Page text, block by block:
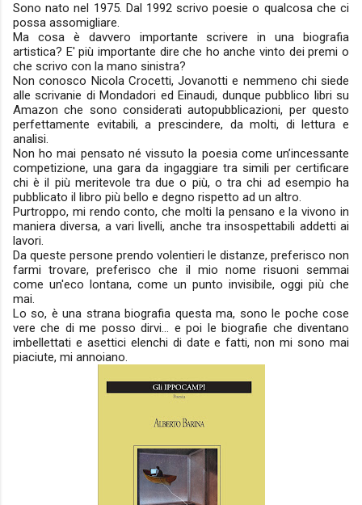
Sono nato nel 1975. Dal 1992 scrivo poesie o qualcosa che ci
possa assomigliare.
Ma cosa è davvero importante scrivere in una biografia
artistica? E' più importante dire che ho anche vinto dei premi o
che scrivo con la mano sinistra?
Non conosco Nicola Crocetti, Jovanotti e nemmeno chi siede
alle scrivanie di Mondadori ed Einaudi, dunque pubblico libri su
Amazon che sono considerati autopubblicazioni, per questo
perfettamente evitabili, a prescindere, da molti, di lettura e
analisi.
Non ho mai pensato né vissuto la poesia come un’incessante
competizione, una gara da ingaggiare tra simili per certificare
chi è il più meritevole tra due o più, o tra chi ad esempio ha
pubblicato il libro più bello e degno rispetto ad un altro.
Purtroppo, mi rendo conto, che molti la pensano e la vivono in
maniera diversa, a vari livelli, anche tra insospettabili addetti ai
lavori.
Da queste persone prendo volentieri le distanze, preferisco non
farmi trovare, preferisco che il mio nome risuoni semmai
come un'eco lontana, come un punto invisibile, oggi più che
mai.
Lo so, è una strana biografia questa ma, sono le poche cose
vere che di me posso dirvi... e poi le biografie che diventano
imbellettati e asettici elenchi di date e fatti, non mi sono mai
piaciute, mi annoiano.